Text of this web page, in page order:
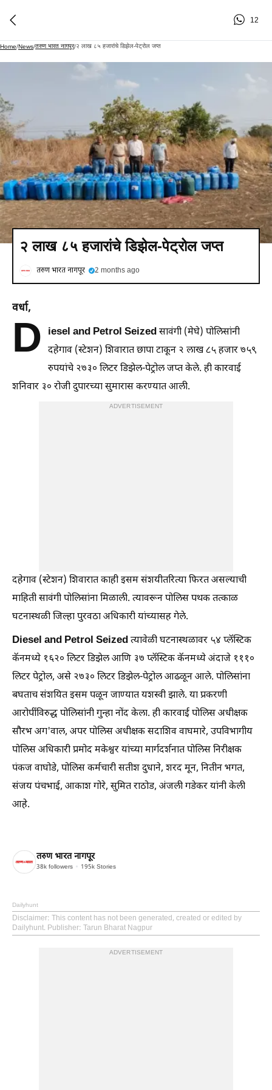
12
Home/News/तरुण भारत नागपूर/२ लाख ८५ हजारांचे डिझेल-पेट्रोल जप्त
२ लाख ८५ हजारांचे डिझेल-पेट्रोल जप्त
तरुण भारत नागपूर 2 months ago
वर्धा,
D iesel and Petrol Seizedसावंगी (मेघे) पोलिसांनी
दहेगाव (स्टेशन) शिवारात छापा टाकून २ लाख ८५ हजार ७५९
रुपयांचे २७३० लिटर डिझेल-पेट्रोल जप्त केले. ही कारवाई
शनिवार ३० रोजी दुपारच्या सुमारास करण्यात आली.
ADVERTISEMENT
दहेगाव (स्टेशन) शिवारात काही इसम संशयीतरित्या फिरत असल्याची
माहिती सावंगी पोलिसांना मिळाली. त्यावरून पोलिस पथक तत्काळ
घटनास्थळी जिल्हा पुरवठा अधिकारी यांच्यासह गेले.
Diesel and Petrol Seizedत्यावेळी घटनास्थळावर ५४ प्लॅस्टिक
कॅनमध्ये १६२० लिटर डिझेल आणि ३७ प्लॅस्टिक कॅनमध्ये अंदाजे १११०
लिटर पेट्रोल, असे २७३० लिटर डिझेल-पेट्रोल आढळून आले. पोलिसांना
बघताच संशयित इसम पळून जाण्यात यशस्वी झाले. या प्रकरणी
आरोपींविरुद्ध पोलिसांनी गुन्हा नोंद केला. ही कारवाई पोलिस अधीक्षक
सौरभ अग'वाल, अपर पोलिस अधीक्षक सदाशिव वाघमारे, उपविभागीय
पोलिस अधिकारी प्रमोद मकेश्वर यांच्या मार्गदर्शनात पोलिस निरीक्षक
पंकज वाघोडे, पोलिस कर्मचारी सतीश दुधाने, शरद मून, नितीन भगत,
संजय पंचभाई, आकाश गोरे, सुमित राठोड, अंजली गडेकर यांनी केली
आहे.
तरुण भारत नागपूर
38k followers 195k Stories
Dailyhunt
Disclaimer: This content has not been generated, created or edited by
Dailyhunt. Publisher: Tarun Bharat Nagpur
ADVERTISEMENT